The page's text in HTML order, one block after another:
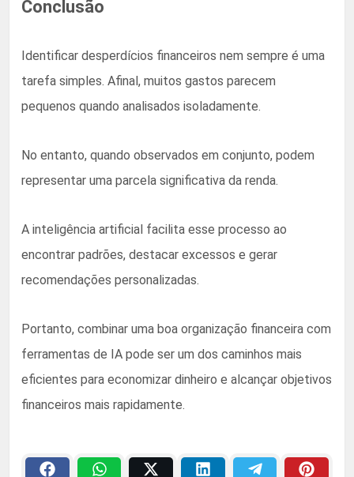
Conclusão
Identificar desperdícios financeiros nem sempre é uma
tarefa simples. Afinal, muitos gastos parecem
pequenos quando analisados isoladamente.
No entanto, quando observados em conjunto, podem
representar uma parcela significativa da renda.
A inteligência artificial facilita esse processo ao
encontrar padrões, destacar excessos e gerar
recomendações personalizadas.
Portanto, combinar uma boa organização financeira com
ferramentas de IA pode ser um dos caminhos mais
eficientes para economizar dinheiro e alcançar objetivos
financeiros mais rapidamente.